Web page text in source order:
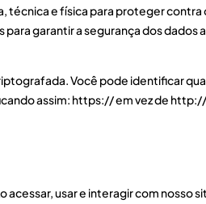
técnica e física para proteger contra
garantir a segurança dos dados
Você pode identificar
assim: https:// em vez de
acessar, usar e interagir com nosso